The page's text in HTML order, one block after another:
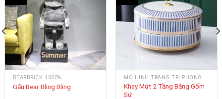
BEARBRICK 1000%
Gấu Bear Bling Bling
MÔ HÌNH TRANG TRÍ PHÒNG
Khay Mứt 2 Tầng Bằng Gốm
Sứ